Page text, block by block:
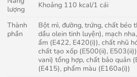
lượng
Khoảng 110 kcal/1 cái
Thành
phần
Bột mì, đường, trứng, chất béo
dầu olein tinh luyện), mạch
ẩm (E422, E420(i)), chất nhũ
chất tạo xốp (E500(ii),
vani) tổng hợp, chất bảo quản
(E415), phẩm màu (E160a(i))